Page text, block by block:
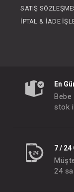
SATIŞ
İPTAL & İADE
En
Bebe
stok
7 / 24
24